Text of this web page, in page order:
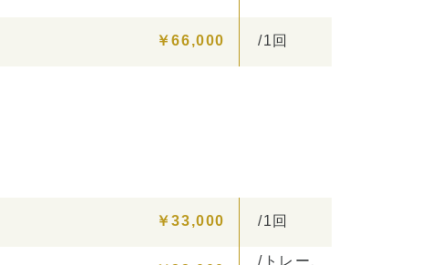
￥66,000 /1回
￥33,000 /1回
/トレー、